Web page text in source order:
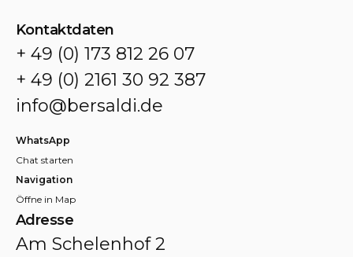
Kontaktdaten
+ 49 (0) 173 812 26 07
+ 49 (0) 2161 30 92 387
info@bersaldi.de
WhatsApp
Chat starten
Navigation
Öffne in Map
Adresse
Am Schelenhof 2